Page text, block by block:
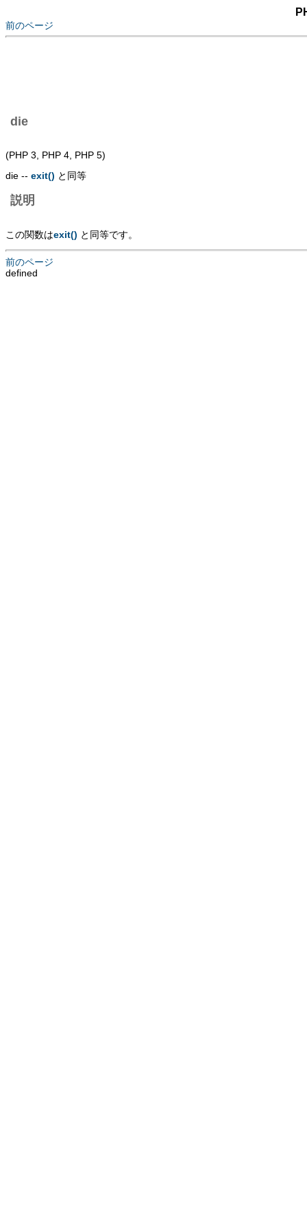
前のページ
die
(PHP 3, PHP 4, PHP 5)
die -- exit() と同等
説明
この関数はexit() と同等です。
前のページ
defined